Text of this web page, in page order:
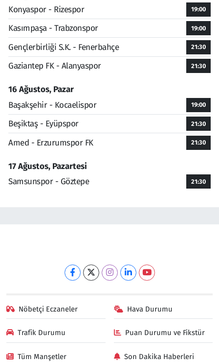
Konyaspor - Rizespor
19:00
Kasımpaşa - Trabzonspor 19:00
Gençlerbirliği S.K. - Fenerbahçe 21:30
Gaziantep FK - Alanyaspor 21:30
16 Ağustos, Pazar
Başakşehir - Kocaelispor
19:00
Beşiktaş - Eyüpspor 21:30
Amed - Erzurumspor FK 21:30
17 Ağustos, Pazartesi
Samsunspor - Göztepe
21:30
Nöbetçi Eczaneler Hava Durumu
Trafik Durumu Puan Durumu ve Fikstür
Tüm Manşetler Son Dakika Haberleri